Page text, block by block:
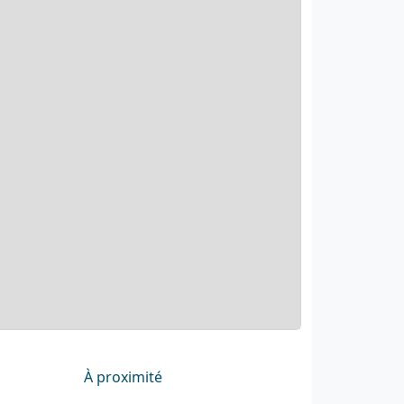
À proximité